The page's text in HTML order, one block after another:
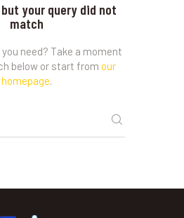
your query did not
match
need? Take a moment
below or start from our
homepage.